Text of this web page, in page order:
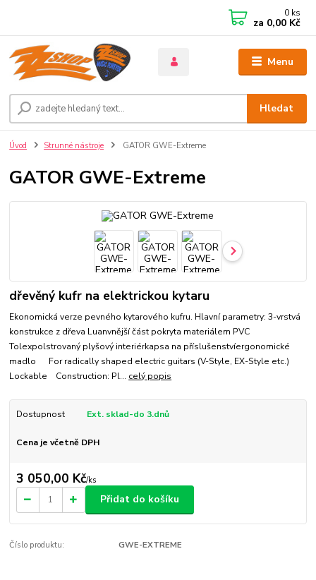
Menu
Hledat
0 ks
za 0,00 Kč
Úvod Strunné nástroje GATOR GWE-Extreme
GATOR GWE-Extreme
dřevěný kufr na elektrickou kytaru
Ekonomická verze pevného kytarového kufru. Hlavní parametry: 3-vrstvá
konstrukce z dřeva Luanvnější část pokryta materiálem PVC
Tolexpolstrovaný plyšový interiérkapsa na příslušenstvíergonomické
madlo For radically shaped electric guitars (V-Style, EX-Style etc.)
Lockable Construction: Pl... celý popis
Dostupnost Ext. sklad-do 3.dnů
Cena je včetně DPH
3 050,00 Kč/ks
Přidat do košíku
Číslo produktu: GWE-EXTREME